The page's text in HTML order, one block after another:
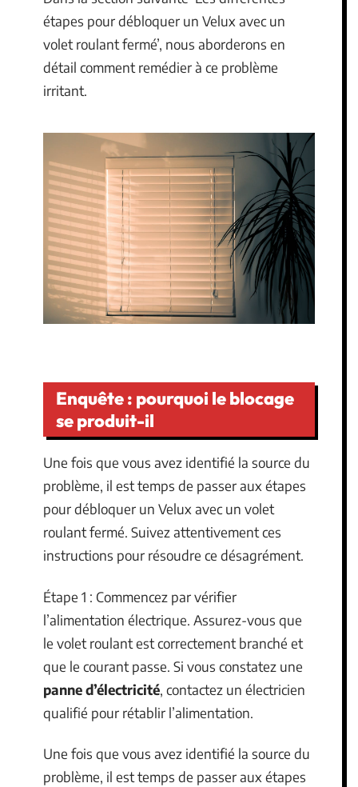
étapes pour débloquer un Velux avec un
volet roulant fermé’, nous aborderons en
détail comment remédier à ce problème
irritant.
Enquête : pourquoi le blocage
se produit-il
Une fois que vous avez identifié la source du
problème, il est temps de passer aux étapes
pour débloquer un Velux avec un volet
roulant fermé. Suivez attentivement ces
instructions pour résoudre ce désagrément.
Étape 1 : Commencez par vérifier
l’alimentation électrique. Assurez-vous que
le volet roulant est correctement branché et
que le courant passe. Si vous constatez une
panne d’électricité, contactez un électricien
qualifié pour rétablir l’alimentation.
Une fois que vous avez identifié la source du
problème, il est temps de passer aux étapes